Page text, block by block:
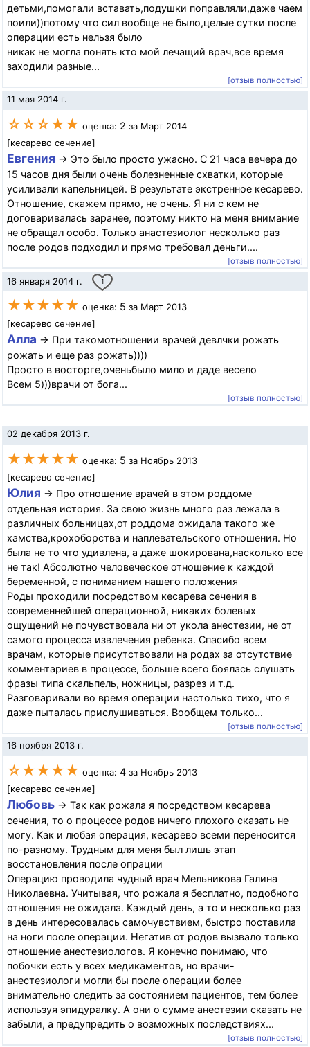
детьми,помогали вставать,подушки поправляли,даже чаем
поили))потому что сил вообще не было,целые сутки после
операции есть нельзя было
никак не могла понять кто мой лечащий врач,все время
заходили разные...
[отзыв полностью]
11 мая 2014 г.
☆☆☆★★ оценка: 2 за Март 2014
[кесарево сечение]
Евгения → Это было просто ужасно. С 21 часа вечера до
15 часов дня были очень болезненные схватки, которые
усиливали капельницей. В результате экстренное кесарево.
Отношение, скажем прямо, не очень. Я ни с кем не
договаривалась заранее, поэтому никто на меня внимание
не обращал особо. Только анастезиолог несколько раз
после родов подходил и прямо требовал деньги....
[отзыв полностью]
16 января 2014 г. 1
★★★★★ оценка: 5 за Март 2013
[кесарево сечение]
Алла → При такомотношении врачей девлчки рожать
рожать и еще раз рожать))))
Просто в восторге,оченьбыло мило и даде весело
Всем 5)))врачи от бога...
[отзыв полностью]
02 декабря 2013 г.
★★★★★ оценка: 5 за Ноябрь 2013
[кесарево сечение]
Юлия → Про отношение врачей в этом роддоме
отдельная история. За свою жизнь много раз лежала в
различных больницах,от роддома ожидала такого же
хамства,крохоборства и наплевательского отношения. Но
была не то что удивлена, а даже шокирована,насколько все
не так! Абсолютно человеческое отношение к каждой
беременной, с пониманием нашего положения
Роды проходили посредством кесарева сечения в
современнейшей операционной, никаких болевых
ощущений не почувствовала ни от укола анестезии, не от
самого процесса извлечения ребенка. Спасибо всем
врачам, которые присутствовали на родах за отсутствие
комментариев в процессе, больше всего боялась слушать
фразы типа скальпель, ножницы, разрез и т.д.
Разговаривали во время операции настолько тихо, что я
даже пыталась прислушиваться. Вообщем только...
[отзыв полностью]
16 ноября 2013 г.
☆★★★★ оценка: 4 за Ноябрь 2013
[кесарево сечение]
Любовь → Так как рожала я посредством кесарева
сечения, то о процессе родов ничего плохого сказать не
могу. Как и любая операция, кесарево всеми переносится
по-разному. Трудным для меня был лишь этап
восстановления после опрации
Операцию проводила чудный врач Мельникова Галина
Николаевна. Учитывая, что рожала я бесплатно, подобного
отношения не ожидала. Каждый день, а то и несколько раз
в день интересовалась самочувствием, быстро поставила
на ноги после операции. Негатив от родов вызвало только
отношение анестезиологов. Я конечно понимаю, что
побочки есть у всех медикаментов, но врачи-
анестезиологи могли бы после операции более
внимательно следить за состоянием пациентов, тем более
используя эпидуралку. А они о сумме анестезии сказать не
забыли, а предупредить о возможных последствиях...
[отзыв полностью]